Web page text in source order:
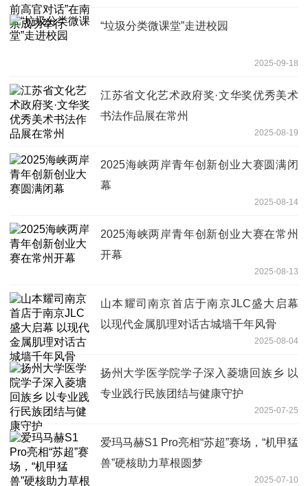
“垃圾分类微课堂”走进校园
2025-09-18
江苏省文化艺术政府奖·文华奖优秀美术
书法作品展在常州
2025-08-19
2025海峡两岸青年创新创业大赛圆满闭
幕
2025-08-14
2025海峡两岸青年创新创业大赛在常州
开幕
2025-08-13
山本耀司南京首店于南京JLC盛大启幕
以现代金属肌理对话古城墙千年风骨
2025-08-04
扬州大学医学院学子深入菱塘回族乡 以
专业践行民族团结与健康守护
2025-07-25
爱玛马赫S1 Pro亮相“苏超”赛场，“机甲猛
兽”硬核助力草根圆梦
2025-07-10